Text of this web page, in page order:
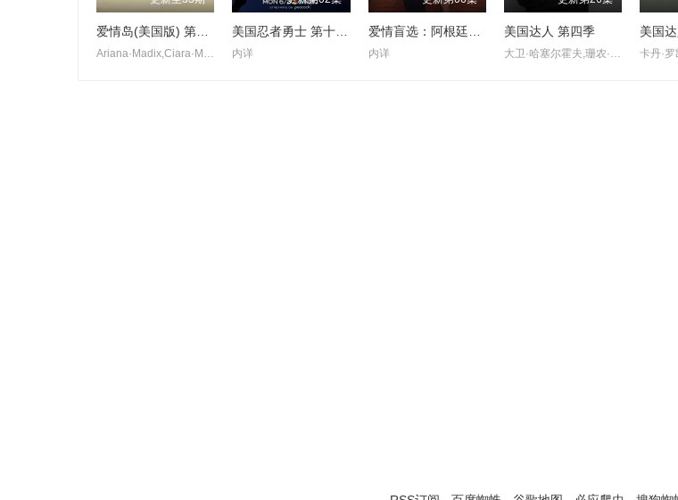
Ariana·Madix,Ciara·Miller,Tefi·Pessoa 内详 内详
美国达人 第四季
大卫·哈塞尔霍夫,珊农·奥斯博内,皮尔斯·摩根
美国
卡丹·